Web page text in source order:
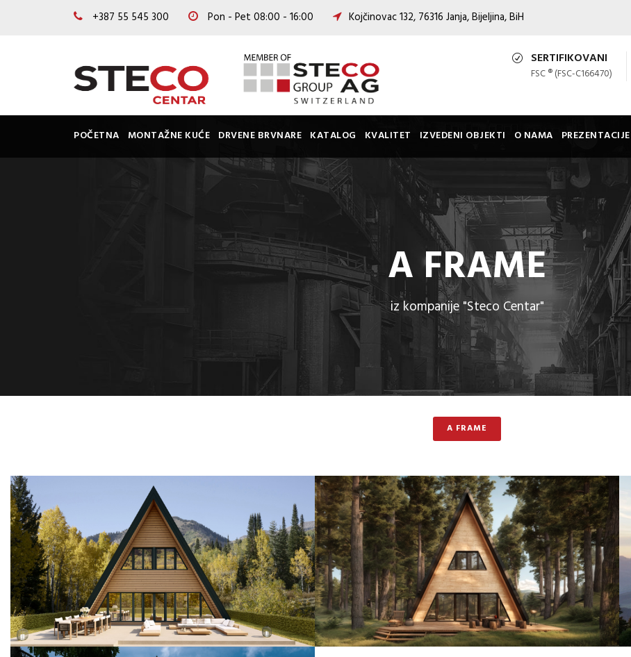
+387 55 545 300 Pon - Pet 08:00 - 16:00 Kojčinovac 132, 76316 Janja, Bijeljina, BiH
SERTIFIKOVANI
FSC ® (FSC-C166470)
POČETNA MONTAŽNE KUĆE DRVENE BRVNARE KATALOG KVALITET IZVEDENI OBJEKTI O NAMA PREZENTACIJE
A FRAME
iz kompanije "Steco Centar"
A FRAME